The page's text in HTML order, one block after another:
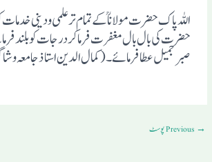
اللہ پاک حضرت مولانا ؒ کے تمام تر علمی ودینی
حضرت کی بال بال مغفرت فرماکر درجات کو بلند
صبر جمیل عطا فرمائے۔(کمال الدین استاذ جامعہ
→